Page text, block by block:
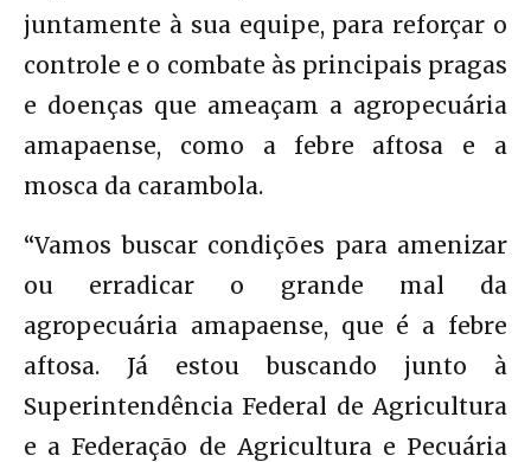
juntamente à sua equipe, para reforçar o
controle e o combate às principais pragas
e doenças que ameaçam a agropecuária
amapaense, como a febre aftosa e a
mosca da carambola.
“Vamos buscar condições para amenizar
ou erradicar o grande mal da
agropecuária amapaense, que é a febre
aftosa. Já estou buscando junto à
Superintendência Federal de Agricultura
e a Federação de Agricultura e Pecuária